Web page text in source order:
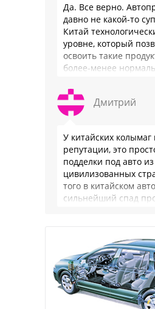
Да. Все верно.
давно не какой-то
Китай
уровне, который
освоить такие
более-менее
Дмитрий
У китайских колымаг
репутации, это
подделки под авто из
цивилизованных
того в китайском
сильнейший спад